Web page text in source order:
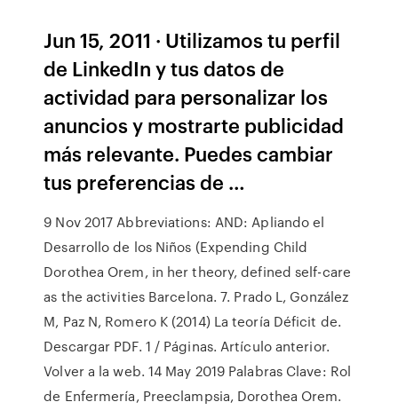
Jun 15, 2011 · Utilizamos tu perfil
de LinkedIn y tus datos de
actividad para personalizar los
anuncios y mostrarte publicidad
más relevante. Puedes cambiar
tus preferencias de …
9 Nov 2017 Abbreviations: AND: Apliando el
Desarrollo de los Niños (Expending Child
Dorothea Orem, in her theory, defined self-care
as the activities Barcelona. 7. Prado L, González
M, Paz N, Romero K (2014) La teoría Déficit de.
Descargar PDF. 1 / Páginas. Artículo anterior.
Volver a la web. 14 May 2019 Palabras Clave: Rol
de Enfermería, Preeclampsia, Dorothea Orem.